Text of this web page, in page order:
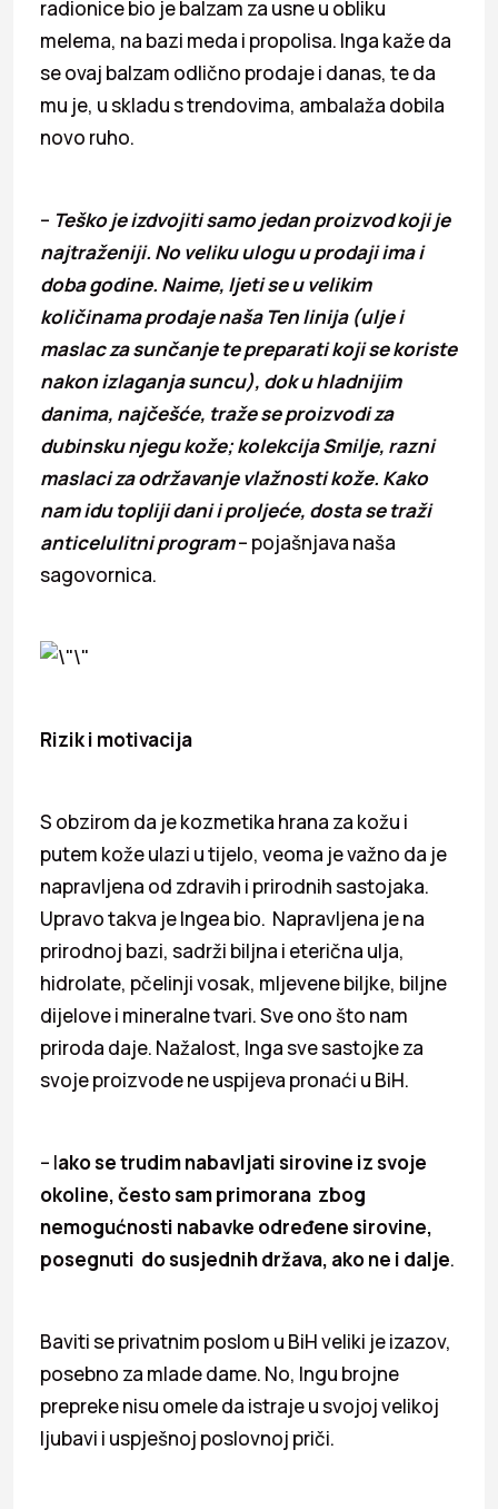
radionice bio je balzam za usne u obliku
melema, na bazi meda i propolisa. Inga kaže da
se ovaj balzam odlično prodaje i danas, te da
mu je, u skladu s trendovima, ambalaža dobila
novo ruho.
– Teško je izdvojiti samo jedan proizvod koji je
najtraženiji. No veliku ulogu u prodaji ima i
doba godine. Naime, ljeti se u velikim
količinama prodaje naša Ten linija (ulje i
maslac za sunčanje te preparati koji se koriste
nakon izlaganja suncu), dok u hladnijim
danima, najčešće, traže se proizvodi za
dubinsku njegu kože; kolekcija Smilje, razni
maslaci za održavanje vlažnosti kože. Kako
nam idu topliji dani i proljeće, dosta se traži
anticelulitni program– pojašnjava naša
sagovornica.
Rizik i motivacija
S obzirom da je kozmetika hrana za kožu i
putem kože ulazi u tijelo, veoma je važno da je
napravljena od zdravih i prirodnih sastojaka.
Upravo takva je Ingea bio. Napravljena je na
prirodnoj bazi, sadrži biljna i eterična ulja,
hidrolate, pčelinji vosak, mljevene biljke, biljne
dijelove i mineralne tvari. Sve ono što nam
priroda daje. Nažalost, Inga sve sastojke za
svoje proizvode ne uspijeva pronaći u BiH.
– Iako se trudim nabavljati sirovine iz svoje
okoline, često sam primorana zbog
nemogućnosti nabavke određene sirovine,
posegnuti do susjednih država, ako ne i dalje.
Baviti se privatnim poslom u BiH veliki je izazov,
posebno za mlade dame. No, Ingu brojne
prepreke nisu omele da istraje u svojoj velikoj
ljubavi i uspješnoj poslovnoj priči.